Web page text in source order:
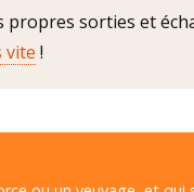
sorties et
vite !